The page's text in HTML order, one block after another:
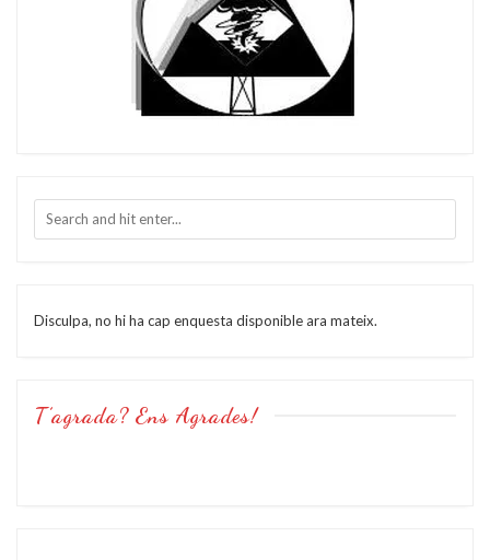
Disculpa, no hi ha cap enquesta disponible ara mateix.
T’agrada? Ens Agrades!